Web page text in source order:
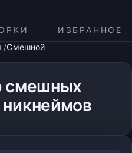
ИЗБРАННОЕ
Смешной
смешных